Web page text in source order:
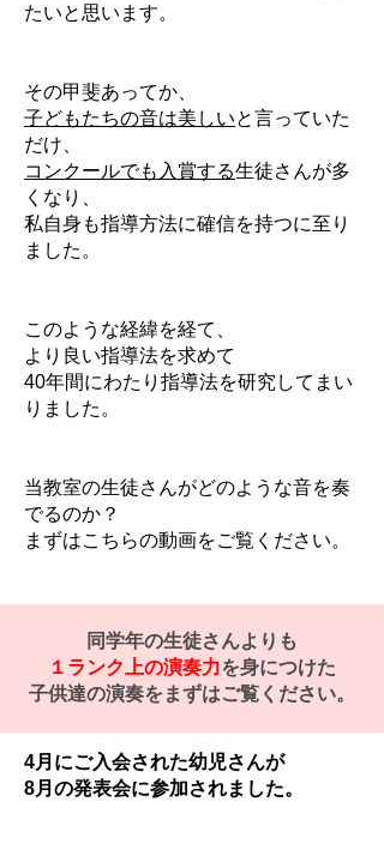
たいと思います。
その甲斐あってか、
子どもたちの音は美しいと言っていた
だけ、
コンクールでも入賞する生徒さんが多
くなり、
私自身も指導方法に確信を持つに至り
ました。
このような経緯を経て、
より良い指導法を求めて
40年間にわたり指導法を研究してまい
りました。
当教室の生徒さんがどのような音を奏
でるのか？
まずはこちらの動画をご覧ください。
同学年の生徒さんよりも
１ランク上の演奏力を身につけた
子供達の演奏をまずはご覧ください。
4月にご入会された幼児さんが
​8月の発表会に参加されました。